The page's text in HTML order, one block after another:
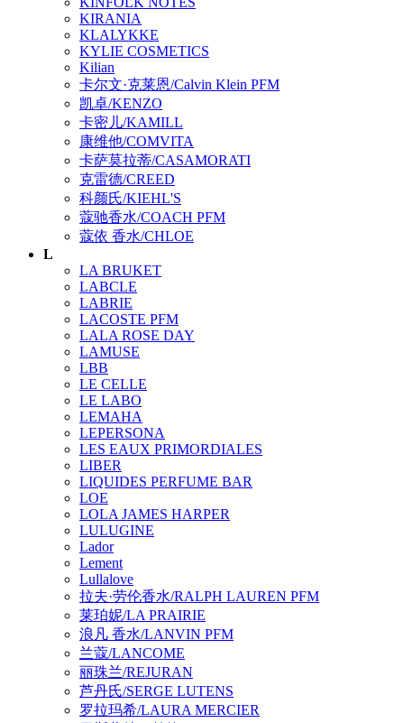
KIRANIA
KLALYKKE
KYLIE COSMETICS
Kilian
卡尔文·克莱恩/Calvin Klein PFM
凯卓/KENZO
卡密儿/KAMILL
康维他/COMVITA
卡萨莫拉蒂/CASAMORATI
克雷德/CREED
科颜氏/KIEHL'S
蔻驰香水/COACH PFM
蔻依 香水/CHLOE
L
LA BRUKET
LABCLE
LABRIE
LACOSTE PFM
LALA ROSE DAY
LAMUSE
LBB
LE CELLE
LE LABO
LEMAHA
LEPERSONA
LES EAUX PRIMORDIALES
LIBER
LIQUIDES PERFUME BAR
LOE
LOLA JAMES HARPER
LULUGINE
Lador
Lement
Lullalove
拉夫·劳伦香水/RALPH LAUREN PFM
莱珀妮/LA PRAIRIE
浪凡 香水/LANVIN PFM
兰蔻/LANCOME
丽珠兰/REJURAN
芦丹氏/SERGE LUTENS
罗拉玛希/LAURA MERCIER